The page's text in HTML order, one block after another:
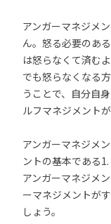
アンガーマネジメ
ん。怒る必要のあ
は怒らなくて済む
でも怒らなくなる
うことで、自分自
ルフマネジメント
アンガーマネジメ
ントの基本である
アンガーマネジメ
ーマネジメントが
しょう。